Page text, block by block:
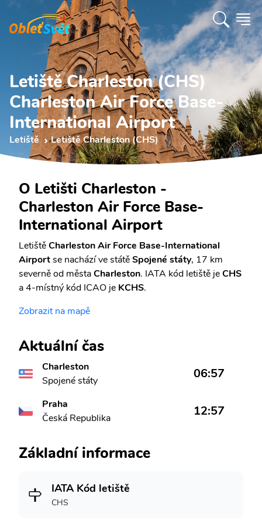
Letiště Charleston (CHS)
Charleston Air Force Base-
International Airport
Letiště Letiště Charleston (CHS)
O Letišti Charleston -
Charleston Air Force Base-
International Airport
LetištěCharleston Air Force Base-International
Airportse nachází ve státěSpojené státy, 17 km
severně od městaCharleston. IATA kód letiště jeCHS
a 4-místný kód ICAO je KCHS.
Zobrazit na mapě
Aktuální čas
Charleston
Spojené státy
06:57
Praha
Česká Republika
12:57
Základní informace
IATA Kód letiště
CHS